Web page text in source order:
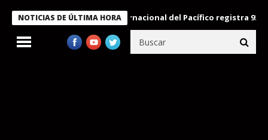
NOTICIAS DE ÚLTIMA HORA
Aeropuerto Internacional del Pacífico registra 92 % de